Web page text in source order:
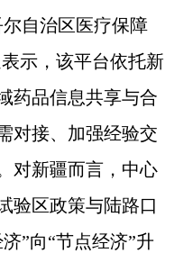
自治区医疗保障
示，该平台依托新
药品信息共享与合
对接、加强经验交
对新疆而言，中心
验区政策与陆路口
”向“节点经济”升